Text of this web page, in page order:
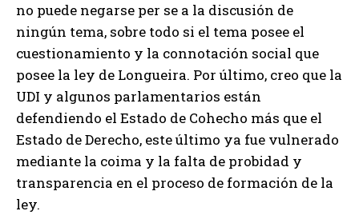
no puede negarse per se a la discusión de
ningún tema, sobre todo si el tema posee el
cuestionamiento y la connotación social que
posee la ley de Longueira. Por último, creo que la
UDI y algunos parlamentarios están
defendiendo el Estado de Cohecho más que el
Estado de Derecho, este último ya fue vulnerado
mediante la coima y la falta de probidad y
transparencia en el proceso de formación de la
ley.